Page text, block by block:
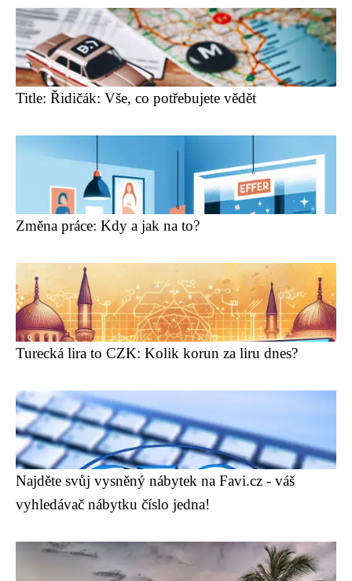
Title: Řidičák: Vše, co potřebujete vědět
Změna práce: Kdy a jak na to?
Turecká lira to CZK: Kolik korun za liru dnes?
Najděte svůj vysněný nábytek na Favi.cz - váš
vyhledávač nábytku číslo jedna!